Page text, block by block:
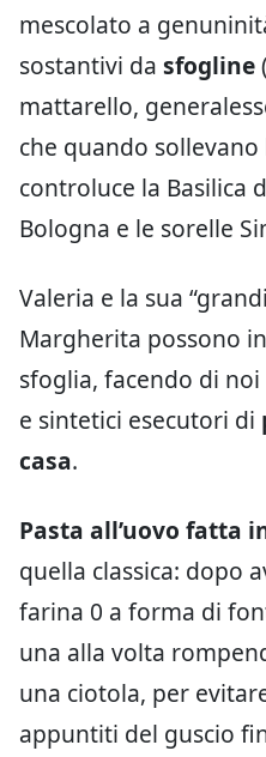
mescolato a
sostantivi da sfogline
mattarello,
che quando
controluce la Basilica
Bologna e le sorelle
Valeria e la sua
Margherita possono
sfoglia, facendo di
e sintetici esecutori di
casa.
Pasta all’uovo fatta
quella classica: dopo
farina 0 a forma di
una alla volta
una ciotola, per
appuntiti del guscio